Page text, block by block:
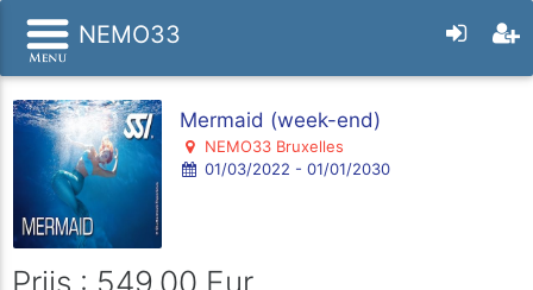
NEMO33
Mermaid (week-end)
NEMO33 Bruxelles
01/03/2022 - 01/01/2030
Prijs : 549.00 Eur